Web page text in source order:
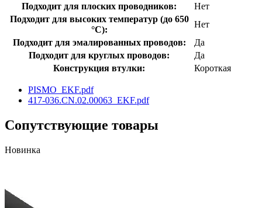
Подходит для плоских проводников:
Нет
Подходит для высоких температур (до 650
°C):
Нет
Подходит для эмалированных проводов:
Да
Подходит для круглых проводов:
Да
Конструкция втулки:
Короткая
PISMO_EKF.pdf
417-036.CN.02.00063_EKF.pdf
Сопутствующие товары
Новинка